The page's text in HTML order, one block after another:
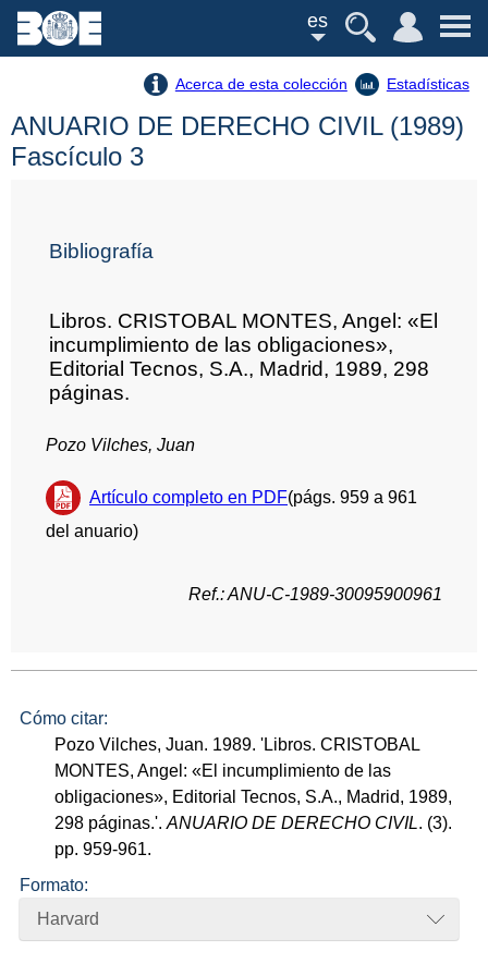
es
Acerca de esta colección Estadísticas
ANUARIO DE DERECHO CIVIL (1989)
Fascículo 3
Bibliografía
Libros. CRISTOBAL MONTES, Angel: «El
incumplimiento de las obligaciones»,
Editorial Tecnos, S.A., Madrid, 1989, 298
páginas.
Pozo Vilches, Juan
Artículo completo en PDF(págs. 959 a 961
del anuario)
Ref.: ANU-C-1989-30095900961
Cómo citar:
Pozo Vilches, Juan. 1989. 'Libros. CRISTOBAL
MONTES, Angel: «El incumplimiento de las
obligaciones», Editorial Tecnos, S.A., Madrid, 1989,
298 páginas.'.ANUARIO DE DERECHO CIVIL. (3).
pp. 959-961.
Formato:
Harvard